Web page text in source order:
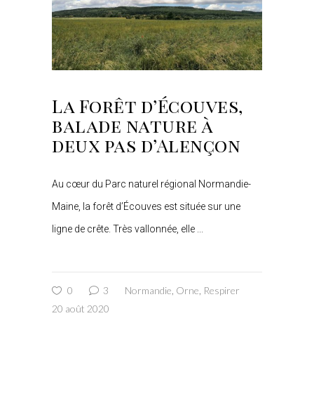
La Forêt d’Écouves,
balade nature à
deux pas d’Alençon
Au cœur du Parc naturel régional Normandie-
Maine, la forêt d’Écouves est située sur une
ligne de crête. Très vallonnée, elle
0 3 Normandie Orne Respirer
20 août 2020